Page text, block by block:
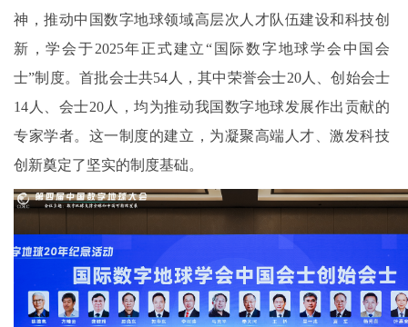
神，推动中国数字地球领域高层次人才队伍建设和科技创
新，学会于2025年正式建立“国际数字地球学会中国会
士”制度。首批会士共54人，其中荣誉会士20人、创始会士
14人、会士20人，均为推动我国数字地球发展作出贡献的
专家学者。这一制度的建立，为凝聚高端人才、激发科技
创新奠定了坚实的制度基础。